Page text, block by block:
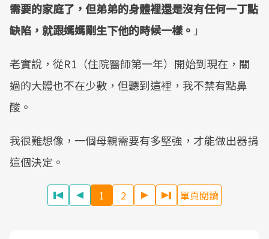
需要的家庭了，但弟弟的身體裡還是沒有任何一丁點
缺陷，就跟媽媽剛生下他的時候一樣。 」
老實說，從R1（住院醫師第一年）開始到現在，關
過的大體也不在少數，但聽到這裡，我不禁有點鼻
酸。
我很難想像，一個母親需要有多堅強，才能做出器捐
這個決定。
1 2 單頁閱讀